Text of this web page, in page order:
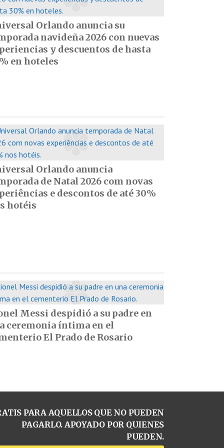
Orlando anuncia su
navideña 2026 con nuevas
y descuentos de hasta
en hoteles
Orlando anuncia
de Natal 2026 com novas
e descontos de até 30%
hotéis
Messi despidió a su padre en
ceremonia íntima en el
El Prado de Rosario
PARA AQUELLOS QUE NO PUEDEN
PAGARLO. APOYADO POR QUIENES
PUEDEN.